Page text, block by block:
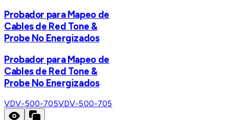
Probador para Mapeo de
Cables de Red Tone &
Probe No Energizados
Probador para Mapeo de
Cables de Red Tone &
Probe No Energizados
VDV-500-705VDV-500-705